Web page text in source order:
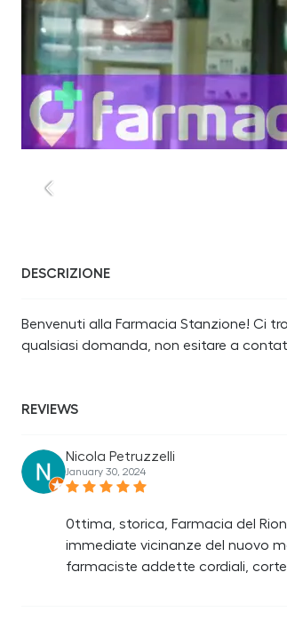
DESCRIZIONE
Benvenuti alla Farmacia Stanzione! Ci
qualsiasi domanda, non esitare a
REVIEWS
Nicola Petruzzelli
January 30, 2024
0ttima, storica, Farmacia del
immediate vicinanze del nuovo
farmaciste addette cordiali,